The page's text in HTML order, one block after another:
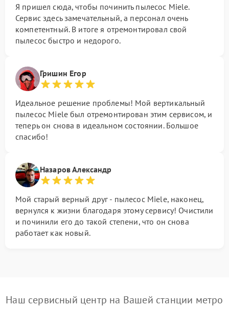
Я пришел сюда, чтобы починить пылесос Miele.
Сервис здесь замечательный, а персонал очень
компетентный. В итоге я отремонтировал свой
пылесос быстро и недорого.
Гришин Егор
Идеальное решение проблемы! Мой вертикальный
пылесос Miele был отремонтирован этим сервисом, и
теперь он снова в идеальном состоянии. Большое
спасибо!
Назаров Александр
Мой старый верный друг - пылесос Miele, наконец,
вернулся к жизни благодаря этому сервису! Очистили
и починили его до такой степени, что он снова
работает как новый.
Наш сервисный центр на Вашей станции метро